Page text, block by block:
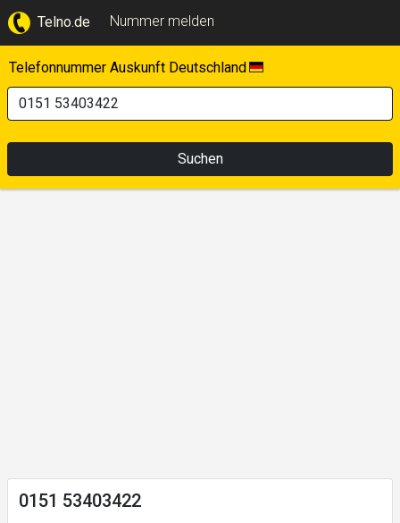
Telno.de Nummer melden
Telefonnummer Auskunft Deutschland
Suchen
0151 53403422